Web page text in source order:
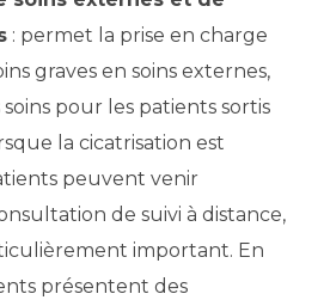
: permet la prise en charge
graves en soins externes,
pour les patients sortis
la cicatrisation est
peuvent venir
de suivi à distance,
important. En
présentent des